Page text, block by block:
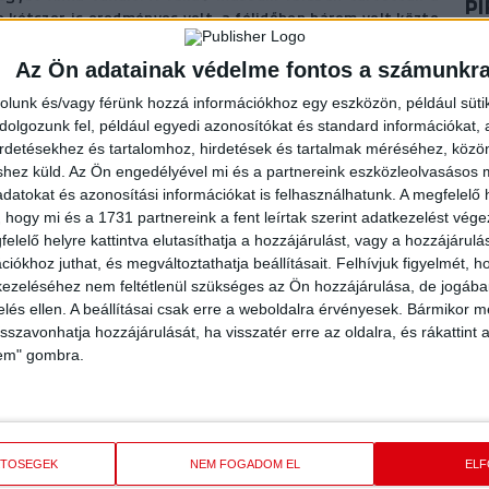
Az Ön adatainak védelme fontos a
és/vagy férünk hozzá információkhoz egy eszközön, például
fel, például egyedi azonosítókat és standard információkat,
és tartalomhoz, hirdetések és tartalmak méréséhez,
küld. Az Ön engedélyével mi és a partnereink eszközleolvasásos
és azonosítási információkat is felhasználhatunk. A megfelelő
hogy mi és a 1731 partnereink a fent leírtak szerint adatkezelést
helyre kattintva elutasíthatja a hozzájárulást, vagy a
juthat, és megváltoztathatja beállításait. Felhívjuk figyelmét,
nem feltétlenül szükséges az Ön hozzájárulása, de
ellen. A beállításai csak erre a weboldalra érvényesek. Bármikor
hozzájárulását, ha visszatér erre az oldalra, és rákattint
gombra.
NEM FOGADOM EL
is eredményes volt, a félidőben három volt közte
kettőt a hátrányunkból. Ekkor újfent bizonyította
ebben a szakaszban, nyolcra duzzadta kispesti
nyolc gólig jutott az átlövő. Több szép megmozdulást
előnyét. A hajrában sikerült ismét közelebb kerülni
egy nagyon tanulságos mérkőzésan van túl a csapat,
Három mérkőzés után egy győzelemmel és két
H., Gazsovics V. 5, Kiss K. 5, Szabó E. 8 (1). Csere: Bínó B.